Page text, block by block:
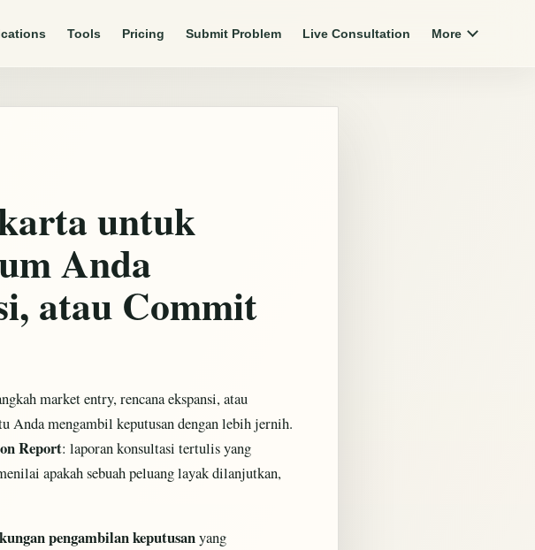
Tools Pricing Submit Problem Live Consultation More
untuk
Anda
atau Commit
market entry, rencana ekspansi, atau
mengambil keputusan dengan lebih jernih.
Report: laporan konsultasi tertulis yang
apakah sebuah peluang layak dilanjutkan,
pengambilan keputusanyang